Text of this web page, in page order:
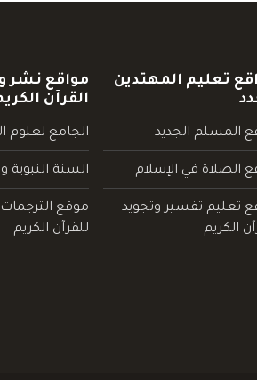
تعليم المهتدين
المسلم الجديد
الصلاة في الإسلام
تعليم تفسير وتجويد
الكريم
مواقع نشر
القرآن
الجامع لعلوم
السنة النبوية
موقع
للقرآن الكريم